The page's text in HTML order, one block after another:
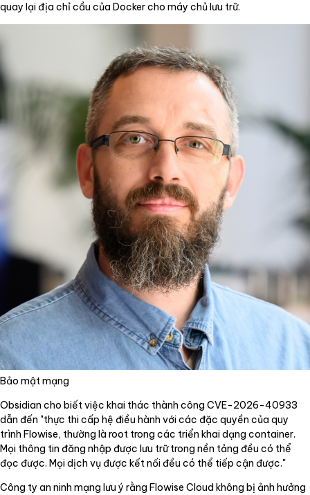
quay lại địa chỉ cầu của Docker cho máy chủ lưu trữ.
Bảo mật mạng
Obsidian cho biết việc khai thác thành công CVE-2026-40933
dẫn đến "thực thi cấp hệ điều hành với các đặc quyền của quy
trình Flowise, thường là root trong các triển khai dạng container.
Mọi thông tin đăng nhập được lưu trữ trong nền tảng đều có thể
đọc được. Mọi dịch vụ được kết nối đều có thể tiếp cận được."
Công ty an ninh mạng lưu ý rằng Flowise Cloud không bị ảnh hưởng